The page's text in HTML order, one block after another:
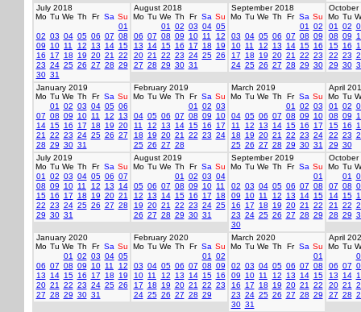
July 2018
Mo Tu We Th Fr Sa Su
01
02 03 04 05 06 07 08
09
10 11 12 13 14 15
16
17 18 19 20 21
22
23 24 25 26 27 28 29
30 31
August 2018
Mo Tu We Th Fr Sa Su
01
02 03 04 05
06 07 08 09 10 11
12
13
14 15 16 17 18
19
20 21 22 23 24 25 26
27 28 29 30 31
September 2018
Mo Tu We Th Fr Sa Su
01
02
03 04 05 06 07 08 09
10 11 12 13 14 15 16
17
18 19 20 21 22 23
24 25 26 27 28 29 30
October
Mo Tu
01
02
08 09
15 16
22 23
29 30
January 2019
Mo Tu We Th Fr Sa Su
01
02 03 04 05 06
07 08 09 10 11 12
13
14 15 16 17 18 19 20
21
22 23 24 25 26 27
28 29 30 31
February 2019
Mo Tu We Th Fr Sa Su
01
02 03
04 05 06 07 08 09
10
11
12 13 14 15 16
17
18
19 20 21 22 23 24
25 26 27 28
March 2019
Mo Tu We Th Fr Sa Su
01
02 03
04 05 06 07 08 09
10
11
12 13 14 15 16
17
18
19 20 21 22 23 24
25 26 27 28 29 30 31
April
Mo Tu
01
02
08 09
15 16
22 23
29 30
July 2019
Mo Tu We Th Fr Sa Su
01
02 03 04 05 06 07
08 09 10 11 12 13
14
15 16 17 18 19 20 21
22 23 24 25 26 27 28
29 30 31
August 2019
Mo Tu We Th Fr Sa Su
01
02 03 04
05 06 07 08 09 10 11
12
13 14 15 16 17
18
19 20 21 22 23 24 25
26 27 28 29 30 31
September 2019
Mo Tu We Th Fr Sa Su
01
02 03 04 05 06 07 08
09
10 11 12 13 14 15
16
17 18 19 20 21
22
23 24 25 26 27 28 29
30
October
Mo Tu
01
07 08
14 15
21
22
28 29
January 2020
Mo Tu We Th Fr Sa Su
01
02 03 04 05
06 07 08 09 10 11
12
13
14 15 16 17 18
19
20 21 22 23 24 25 26
27 28 29 30 31
February 2020
Mo Tu We Th Fr Sa Su
01
02
03 04 05 06 07 08 09
10 11 12 13 14 15 16
17
18 19 20 21 22 23
24 25 26 27 28 29
March 2020
Mo Tu We Th Fr Sa Su
01
02 03 04 05 06 07 08
09
10 11 12 13 14 15
16
17 18 19 20 21
22
23 24 25 26 27 28 29
30 31
April
Mo Tu
06 07
13
14
20 21
27 28